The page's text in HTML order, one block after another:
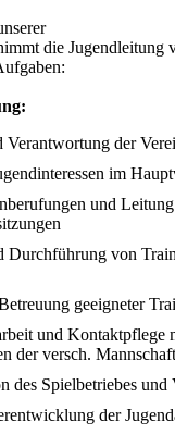
die Jugendleitung
der
im
und
Durchführung von
geeigneter
und Kontaktpflege
der versch.
des Spielbetriebes und
der